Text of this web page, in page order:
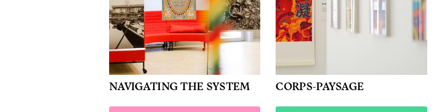
NAVIGATING THE SYSTEM CORPS-PAYSAGE